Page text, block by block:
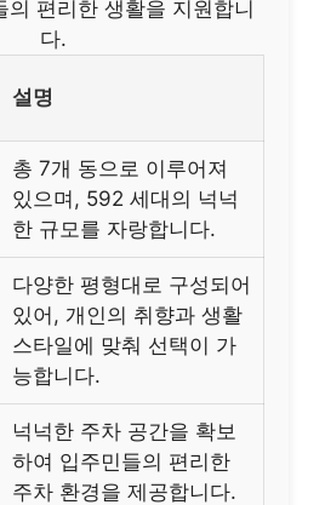
의 편리한 생활을 지원합니
다.
설명
총 7개 동으로 이루어져
있으며, 592 세대의 넉넉
한 규모를 자랑합니다.
다양한 평형대로 구성되어
있어, 개인의 취향과 생활
스타일에 맞춰 선택이 가
능합니다.
넉넉한 주차 공간을 확보
하여 입주민들의 편리한
주차 환경을 제공합니다.